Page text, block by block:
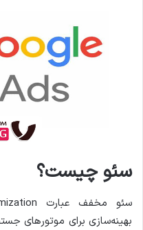
سئو چیست؟
بهینه‌سازی برای موتورهای